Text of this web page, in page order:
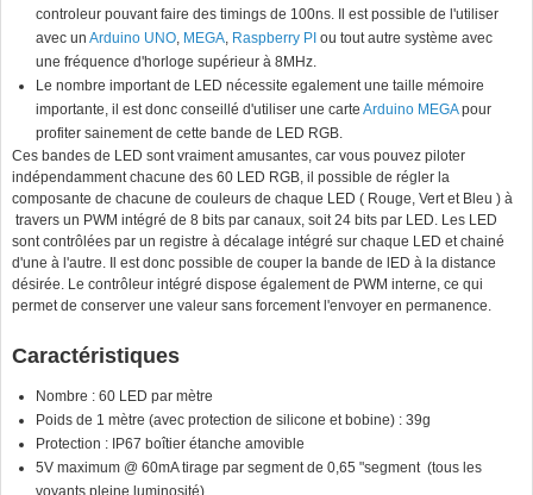
controleur pouvant faire des timings de 100ns. Il est possible de l'utiliser
avec unArduino UNO, MEGA, Raspberry PI ou tout autre système avec
une fréquence d'horloge supérieur à 8MHz.
Le nombre important de LED nécessite egalement une taille mémoire
importante, il est donc conseillé d'utiliser une carteArduino MEGApour
profiter sainement de cette bande de LED RGB.
Ces bandes de LED sont vraiment amusantes, car vous pouvez piloter
indépendamment chacune des 60 LED RGB, il possible de régler la
composante de chacune de couleurs de chaque LED ( Rouge, Vert et Bleu ) à
travers un PWM intégré de 8 bits par canaux, soit 24 bits par LED. Les LED
sont contrôlées par un registre à décalage intégré sur chaque LED et chainé
d'une à l'autre. Il est donc possible de couper la bande de lED à la distance
désirée. Le contrôleur intégré dispose également de PWM interne, ce qui
permet de conserver une valeur sans forcement l'envoyer en permanence.
Caractéristiques
Nombre : 60 LED par mètre
Poids de 1 mètre (avec protection de silicone et bobine) : 39g
Protection : IP67 boîtier étanche amovible
5V maximum @ 60mA tirage par segment de 0,65 "segment (tous les
voyants pleine luminosité)